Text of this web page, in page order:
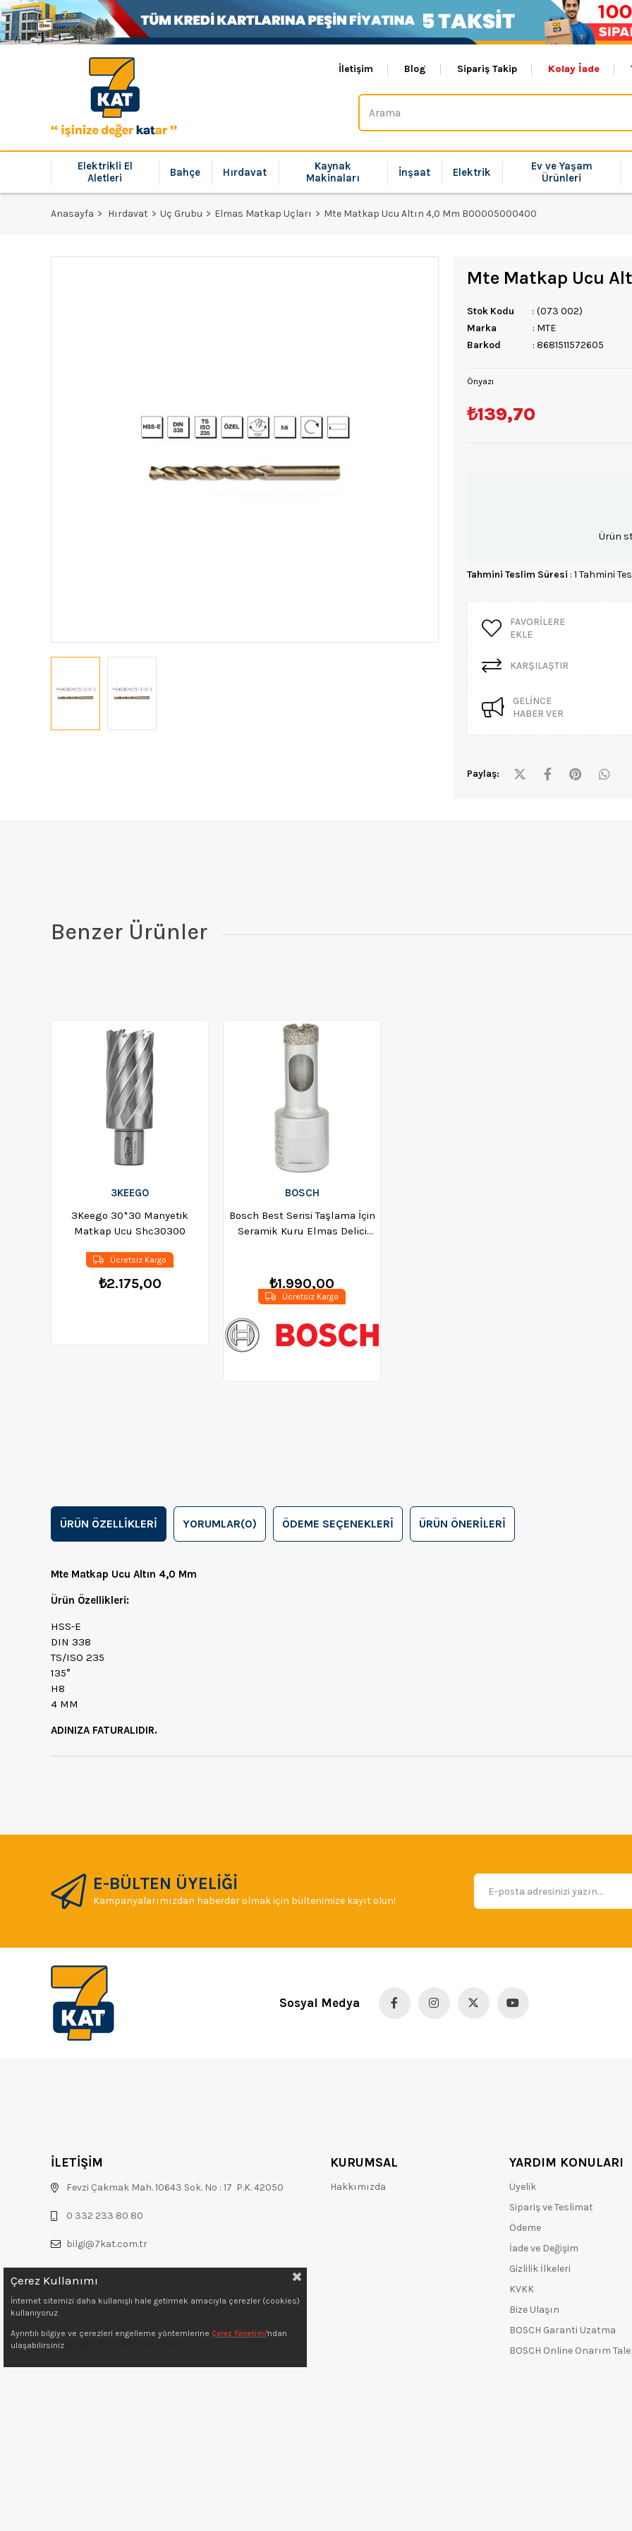
İletişim Blog Sipariş Takip Kolay İade
Elektrikli El
Aletleri
Bahçe Hırdavat
Kaynak
Makinaları
İnşaat Elektrik
Ev ve Yaşam
Ürünleri
Anasayfa Hırdavat Uç Grubu Elmas Matkap Uçları Mte Matkap Ucu Altın 4,0 Mm B00005000400
Mte Matkap Ucu
Stok Kodu
(073 002)
Marka
: MTE
Barkod
: 8681511572605
Önyazı
₺139,70
Ürün
Tahmini Teslim Süresi : 1 Tahmini
FAVORILERE
EKLE
KARŞILAŞTIR
GELINCE
HABER VER
Paylaş:
Benzer Ürünler
3KEEGO
3Keego 30*30 Manyetik
Matkap Ucu Shc30300
₺2.175,00
Ücretsiz Kargo
BOSCH
Bosch Best Serisi Taşlama İçin
Seramik Kuru Elmas Delici
₺1.990,00
Ücretsiz Kargo
ÜRÜN ÖZELLIKLERI YORUMLAR(0) ÖDEME SEÇENEKLERI ÜRÜN ÖNERILERI
Mte Matkap Ucu Altın 4,0 Mm
Ürün Özellikleri:
HSS-E
DIN 338
TS/ISO 235
135°
H8
4 MM
ADINIZA FATURALIDIR.
E-BÜLTEN ÜYELİĞİ
Kampanyalarımızdan haberdar olmak için bültenimize kayıt olun!
Sosyal Medya
İLETİŞİM
Fevzi Çakmak Mah. 10643 Sok. No : 17 P.K. 42050
0 332 233 80 80
bilgi@7kat.com.tr
Copyright © 2022 7kat.com.tr
KURUMSAL
Hakkımızda
YARDIM KONULARI
Üyelik
Sipariş ve Teslimat
Ödeme
İade ve Değişim
Gizlilik İlkeleri
KVKK
Bize Ulaşın
BOSCH Garanti Uzatma
BOSCH Online Onarım
Çerez Kullanımı
İnternet sitemizi daha kullanışlı hale getirmek amacıyla çerezler (cookies)
kullanıyoruz.
Ayrıntılı bilgiye ve çerezleri engelleme yöntemlerine Çerez Yönetimi'ndan
ulaşabilirsiniz